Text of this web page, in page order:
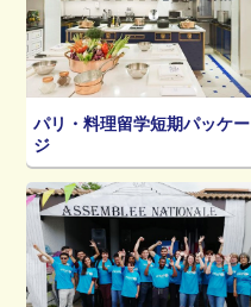
パリ・料理留学短期パッケー
ジ